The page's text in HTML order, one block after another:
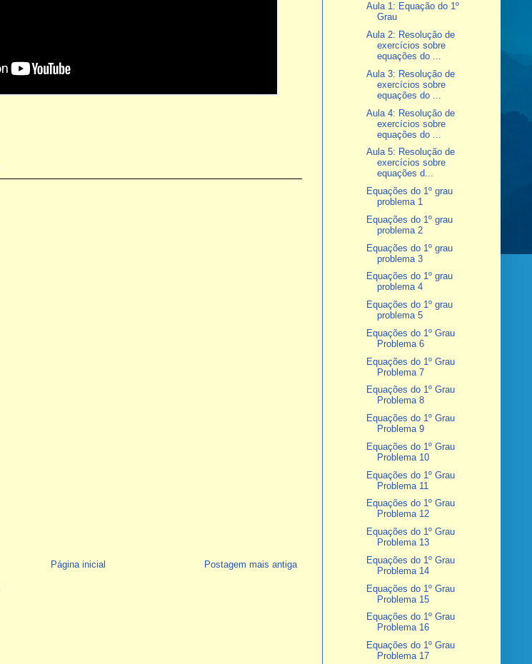
Postagem mais antiga
Página inicial
Aula 1: Equação do 1º
Grau
Aula 2: Resolução de
exercícios sobre
equações do ...
Aula 3: Resolução de
exercícios sobre
equações do ...
Aula 4: Resolução de
exercícios sobre
equações do ...
Aula 5: Resolução de
exercícios sobre
equações d...
Equações do 1º grau
problema 1
Equações do 1º grau
problema 2
Equações do 1º grau
problema 3
Equações do 1º grau
problema 4
Equações do 1º grau
problema 5
Equações do 1º Grau
Problema 6
Equações do 1º Grau
Problema 7
Equações do 1º Grau
Problema 8
Equações do 1º Grau
Problema 9
Equações do 1º Grau
Problema 10
Equações do 1º Grau
Problema 11
Equações do 1º Grau
Problema 12
Equações do 1º Grau
Problema 13
Equações do 1º Grau
Problema 14
Equações do 1º Grau
Problema 15
Equações do 1º Grau
Problema 16
Equações do 1º Grau
Problema 17